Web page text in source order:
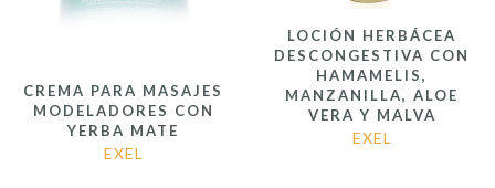
CREMA PARA MASAJES
MODELADORES CON
YERBA MATE
EXEL
LOCIÓN HERBÁCEA
DESCONGESTIVA CON
HAMAMELIS,
MANZANILLA, ALOE
VERA Y MALVA
EXEL